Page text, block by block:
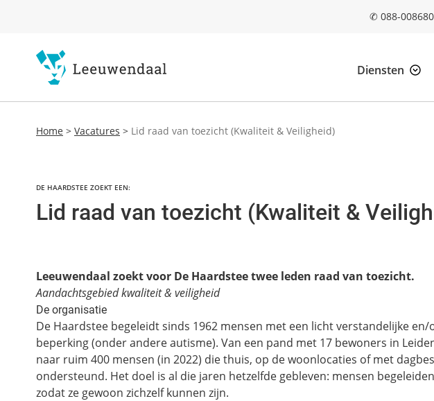
✆ 088-
Diensten
Home > Vacatures > Lid raad van toezicht (Kwaliteit & Veiligheid)
DE HAARDSTEE ZOEKT EEN:
Lid raad van toezicht (Kwaliteit &
Leeuwendaal zoekt voor De Haardstee twee leden raad van toezicht.
Aandachtsgebied kwaliteit & veiligheid
De organisatie
De Haardstee begeleidt sinds 1962 mensen met een licht verstandelijke
beperking (onder andere autisme). Van een pand met 17 bewoners in
naar ruim 400 mensen (in 2022) die thuis, op de woonlocaties of met
ondersteund. Het doel is al die jaren hetzelfde gebleven: mensen
zodat ze gewoon zichzelf kunnen zijn.